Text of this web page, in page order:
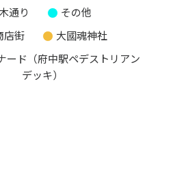
通り
その他
店街
大國魂神社
ード（府中駅ペデストリアン
デッキ）